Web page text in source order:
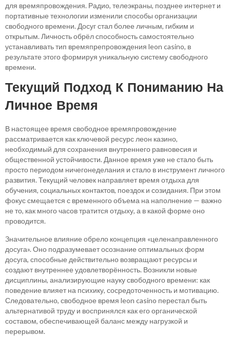
для времяпровождения. Радио, телеэкраны, позднее интернет и
портативные технологии изменили способы организации
свободного времени. Досуг стал более личным, гибким и
открытым. Личность обрёл способность самостоятельно
устанавливать тип времяпрепровождения leon casino, в
результате этого формируя уникальную систему свободного
времени.
Текущий Подход К Пониманию На
Личное Время
В настоящее время свободное времяпровождение
рассматривается как ключевой ресурс леон казино,
необходимый для сохранения внутреннего равновесия и
общественной устойчивости. Данное время уже не стало быть
просто периодом ничегонеделания и стало в инструмент личного
развития. Текущий человек направляет время отдыха для
обучения, социальных контактов, поездок и созидания. При этом
фокус смещается с временного объема на наполнение — важно
не то, как много часов тратится отдыху, а в какой форме оно
проводится.
Значительное влияние обрело концепция «целенаправленного
досуга». Оно подразумевает осознание оптимальных форм
досуга, способные действительно возвращают ресурсы и
создают внутреннее удовлетворённость. Возникли новые
дисциплины, анализирующие науку свободного времени: как
поведение влияет на психику, сосредоточенность и мотивацию.
Следовательно, свободное время leon casino перестал быть
альтернативой труду и воспринялся как его органической
составом, обеспечивающей баланс между нагрузкой и
перерывом.